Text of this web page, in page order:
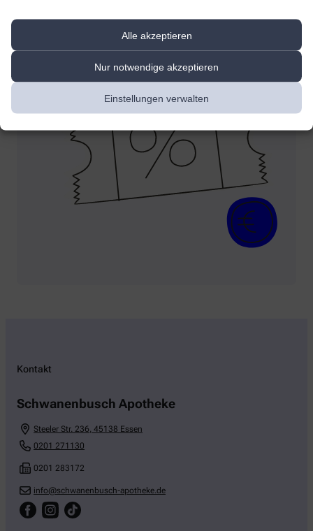
Alle akzeptieren
Nur notwendige akzeptieren
Einstellungen verwalten
Kontakt
Schwanenbusch Apotheke
Steeler Str. 236, 45138 Essen
0201 271130
0201 283172
info@schwanenbusch-apotheke.de